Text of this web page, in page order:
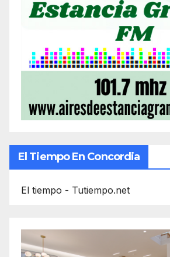
El Tiempo En Concordia
El tiempo - Tutiempo.net